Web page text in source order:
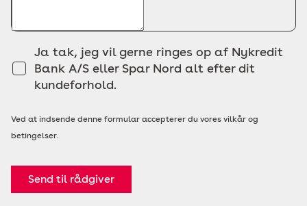
Ja tak, jeg vil gerne ringes op af Nykredit
Bank A/S eller Spar Nord alt efter dit
kundeforhold.
Ved at indsende denne formular accepterer du vores vilkår og
betingelser.
Send til rådgiver